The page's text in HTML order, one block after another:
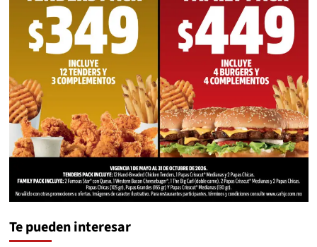
Te pueden interesar